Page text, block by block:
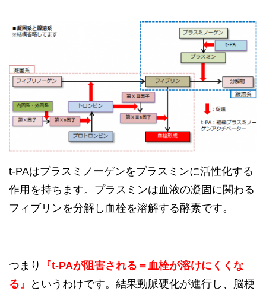
t-PAはプラスミノーゲンをプラスミンに活性化する
作用を持ちます。プラスミンは血液の凝固に関わる
フィブリンを分解し血栓を溶解する酵素です。
つまり
『t-PAが阻害される＝血栓が溶けにくくな
る』
というわけです。結果動脈硬化が進行し、脳梗